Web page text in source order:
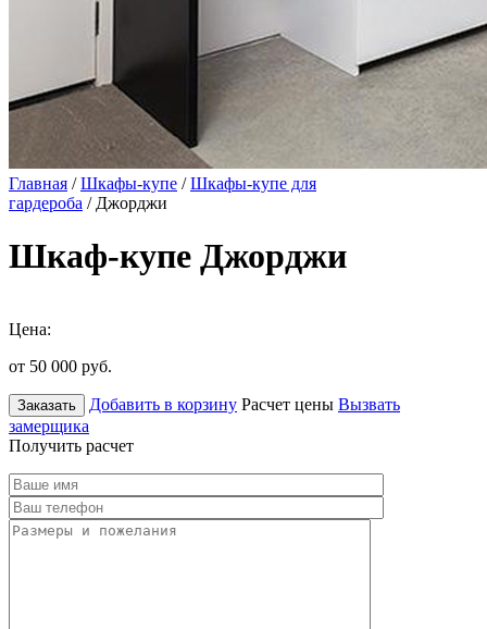
Главная /Шкафы-купе /Шкафы-купе для
гардероба / Джорджи
Шкаф-купе Джорджи
Цена:
от 50 000 руб.
Заказать Добавить в корзину Расчет цены Вызвать
замерщика
Получить расчет